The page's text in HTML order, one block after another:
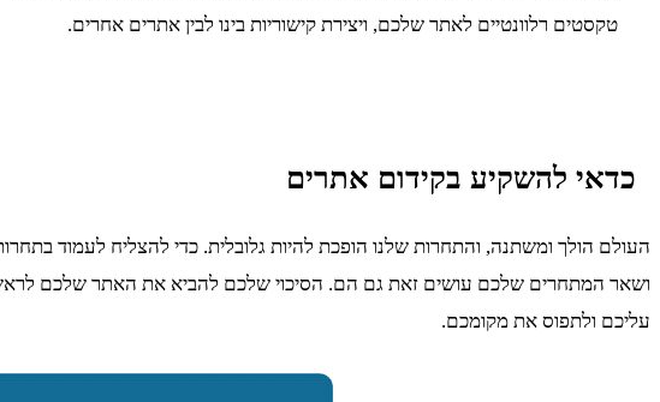
טקסטים רלוונטיים לאתר שלכם, ויצירת קישוריות בינו לבין אתרים אחרים.
כדאי להשקיע בקידום אתרים
העולם הולך ומשתנה, והתחרות שלנו הופכת להיות גלובלית. כדי להצליח לעמוד
ושאר המתחרים שלכם עושים זאת גם הם. הסיכוי שלכם להביא את האתר שלכם לראש
עליכם ולתפוס את מקומכם.